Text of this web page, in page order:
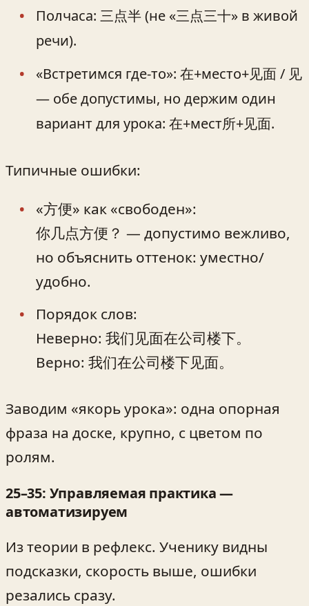
Полчаса: 三点半 (не «三点三十» в живой
речи).
«Встретимся где-то»: 在+место+见面 / 见
— обе допустимы, но держим один
вариант для урока: 在+мест所+见面.
Типичные ошибки:
«方便» как «свободен»:
你几点方便？ — допустимо вежливо,
но объяснить оттенок: уместно/
удобно.
Порядок слов:
Неверно: 我们见面在公司楼下。
Верно: 我们在公司楼下见面。
Заводим «якорь урока»: одна опорная
фраза на доске, крупно, с цветом по
ролям.
25–35: Управляемая практика —
автоматизируем
Из теории в рефлекс. Ученику видны
подсказки, скорость выше, ошибки
резались сразу.